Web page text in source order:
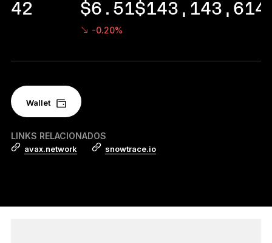
Acessórios
Soluções de Recuperação
Compare os autenticadores
42 $6.51
-0.20%
$143,143,614
LINKS RELACIONADOS
avax.network snowtrace.io
Wallet